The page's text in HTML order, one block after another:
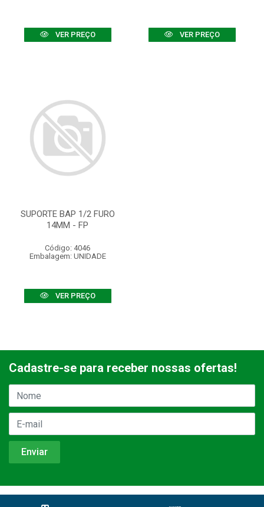
VER PREÇO VER PREÇO
SUPORTE BAP 1/2 FURO
14MM - FP
Código: 4046
Embalagem: UNIDADE
VER PREÇO
Cadastre-se para receber nossas ofertas!